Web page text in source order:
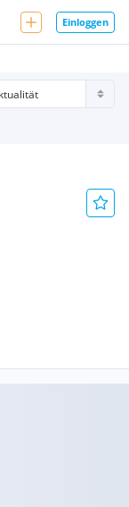
Einloggen